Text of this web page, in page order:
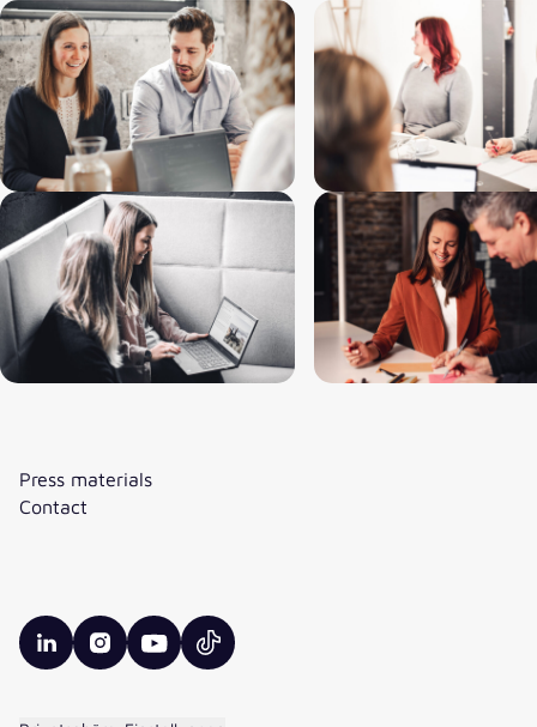
Press materials
Contact
valantic LinkedIn
valantic Instagram
valantic YouTube
valantic TikTok